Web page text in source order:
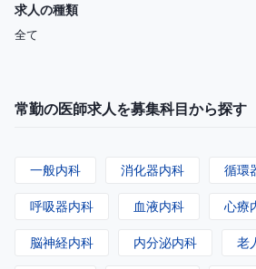
求人の種類
全て
常勤の医師求人を募集科目から探す
一般内科 消化器内科 循環
呼吸器内科 血液内科 心療
脳神経内科 内分泌内科 老